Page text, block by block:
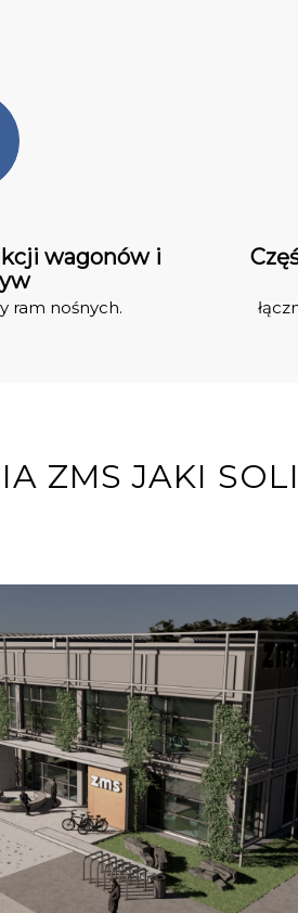
wagonów i
ram nośnych.
ZMS JAKI